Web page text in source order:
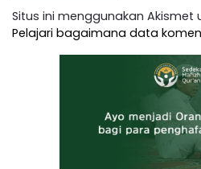
Situs ini menggunakan
Pelajari bagaimana data